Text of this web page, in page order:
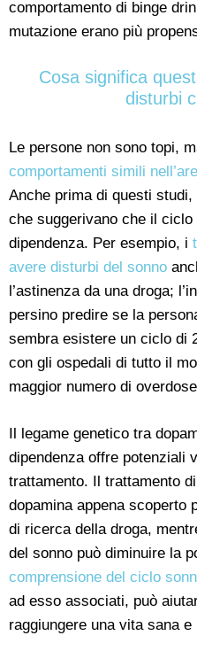
comportamento di binge
mutazione erano più
Cosa significa
disturbi
Le persone non sono topi,
comportamenti simili
Anche prima di questi
che suggerivano che il
dipendenza. Per esempio, i
avere disturbi del sonno
l’astinenza da una droga;
persino predire se la
sembra esistere un ciclo di
con gli ospedali di tutto il
maggior numero di
Il legame genetico tra
dipendenza offre potenziali
trattamento. Il trattamento
dopamina appena scoperto
di ricerca della droga,
del sonno può diminuire la
comprensione del ciclo
ad esso associati, può
raggiungere una vita sana